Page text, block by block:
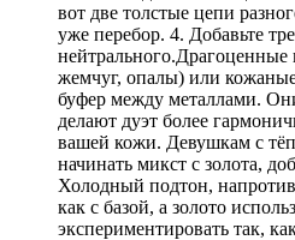
вот две толстые цепи
уже перебор. 4. Добавьте
жемчуг, опалы) или
буфер между металлами.
делают дуэт более
вашей кожи. Девушкам с
начинать микст с золота,
Холодный подтон,
как с базой, а золото
экспериментировать так,